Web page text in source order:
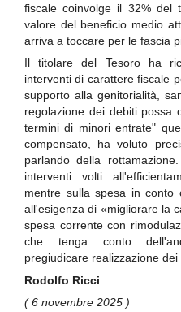
fiscale coinvolge il 32% del
valore del beneficio medio
arriva a toccare per le fascia
Il titolare del Tesoro ha
interventi di carattere fiscale
supporto alla genitorialità,
regolazione dei debiti possa
termini di minori entrate"
compensato, ha voluto
parlando della
interventi volti
mentre sulla spesa in conto
all'esigenza di «migliorare la
spesa corrente con
che tenga conto
pregiudicare realizzazione
Rodolfo Ricci
( 6 novembre 2025 )